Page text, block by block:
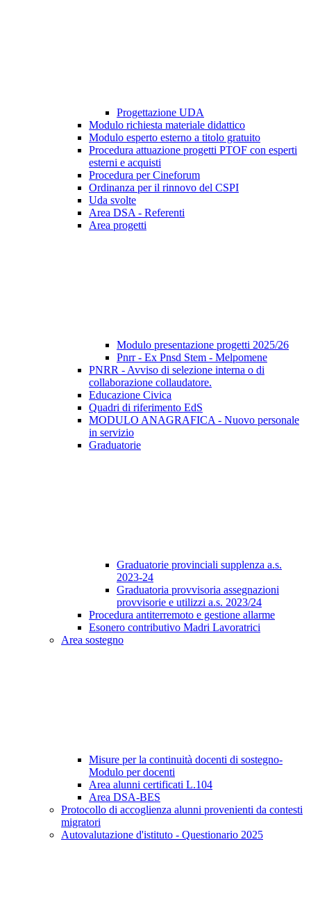
Progettazione UDA
Modulo richiesta materiale didattico
Modulo esperto esterno a titolo gratuito
Procedura attuazione progetti PTOF con esperti
esterni e acquisti
Procedura per Cineforum
Ordinanza per il rinnovo del CSPI
Uda svolte
Area DSA - Referenti
Area progetti
Modulo presentazione progetti 2025/26
Pnrr - Ex Pnsd Stem - Melpomene
PNRR - Avviso di selezione interna o di
collaborazione collaudatore.
Educazione Civica
Quadri di riferimento EdS
MODULO ANAGRAFICA - Nuovo personale
in servizio
Graduatorie
Graduatorie provinciali supplenza a.s.
2023-24
Graduatoria provvisoria assegnazioni
provvisorie e utilizzi a.s. 2023/24
Procedura antiterremoto e gestione allarme
Esonero contributivo Madri Lavoratrici
Area sostegno
Misure per la continuità docenti di sostegno-
Modulo per docenti
Area alunni certificati L.104
Area DSA-BES
Protocollo di accoglienza alunni provenienti da contesti
migratori
Autovalutazione d'istituto - Questionario 2025